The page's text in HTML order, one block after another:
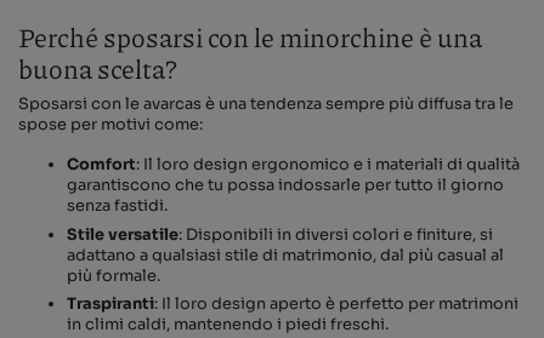
Perché sposarsi con le minorchine è una
buona scelta?
Sposarsi con le avarcas è una tendenza sempre più diffusa tra le
spose per motivi come:
Comfort: Il loro design ergonomico e i materiali di qualità
garantiscono che tu possa indossarle per tutto il giorno
senza fastidi.
Stile versatile: Disponibili in diversi colori e finiture, si
adattano a qualsiasi stile di matrimonio, dal più casual al
più formale.
Traspiranti: Il loro design aperto è perfetto per matrimoni
in climi caldi, mantenendo i piedi freschi.